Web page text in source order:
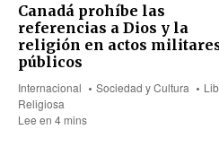
Canadá prohíbe las
referencias a Dios y la
religión en actos
públicos
Internacional Sociedad y Cultura
Religiosa
Lee en 4 mins